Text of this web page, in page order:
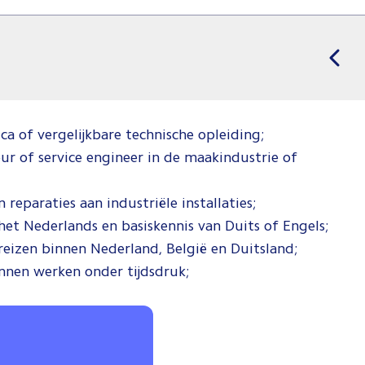
of vergelijkbare technische opleiding;
of service engineer in de maakindustrie of
reparaties aan industriële installaties;
Nederlands en basiskennis van Duits of Engels;
binnen Nederland, België en Duitsland;
werken onder tijdsdruk;